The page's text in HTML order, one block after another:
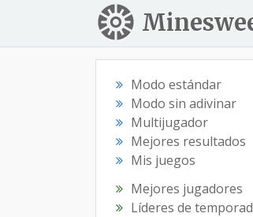
Modo estándar
Modo sin adivinar
Multijugador
Mejores resultados
Mis juegos
Mejores jugadores
Líderes de